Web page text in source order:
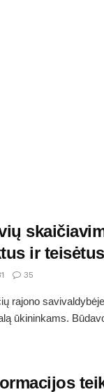
ir
35
rajono
ūkininkams.